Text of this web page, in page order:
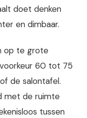
doet denken
en dimbaar.
op te grote
60 tot 75
de salontafel.
met de ruimte
tussen